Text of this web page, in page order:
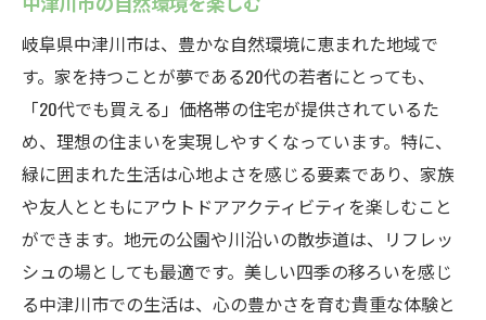
岐阜県中津川市は、豊かな自然環境に恵まれた地域で
す。家を持つことが夢である20代の若者にとっても、
「20代でも買える」価格帯の住宅が提供されているた
め、理想の住まいを実現しやすくなっています。特に、
緑に囲まれた生活は心地よさを感じる要素であり、家族
や友人とともにアウトドアアクティビティを楽しむこと
ができます。地元の公園や川沿いの散歩道は、リフレッ
シュの場としても最適です。美しい四季の移ろいを感じ
る中津川市での生活は、心の豊かさを育む貴重な体験と